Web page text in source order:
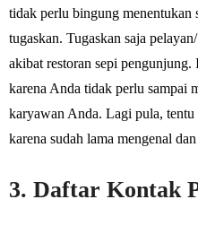
tidak perlu bingung menentukan
tugaskan. Tugaskan saja
akibat restoran sepi
karena Anda tidak perlu sampai
karyawan Anda. Lagi pula,
karena sudah lama mengenal
3. Daftar Kontak